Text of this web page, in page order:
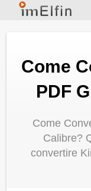
Come
PDF
Come
Calibre?
convertire